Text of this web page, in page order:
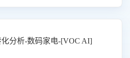
化分析-数码家电-[VOC AI]